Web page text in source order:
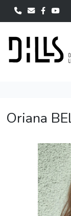
Oriana